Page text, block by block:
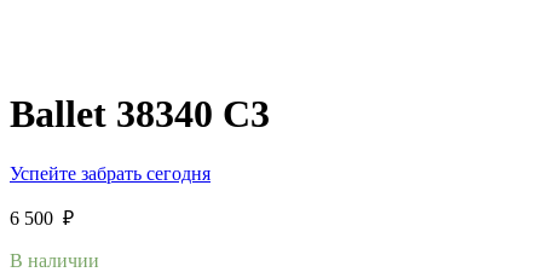
Ballet 38340 C3
Успейте забрать сегодня
6 500 ₽
В наличии